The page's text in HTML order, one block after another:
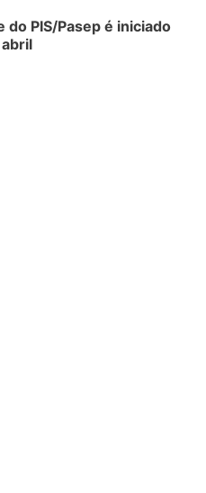
PIS/Pasep é iniciado